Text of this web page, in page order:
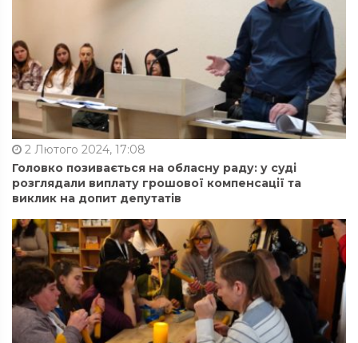
2 Лютого 2024, 17:08
Головко позивається на обласну раду: у суді
розглядали виплату грошової компенсації та
виклик на допит депутатів